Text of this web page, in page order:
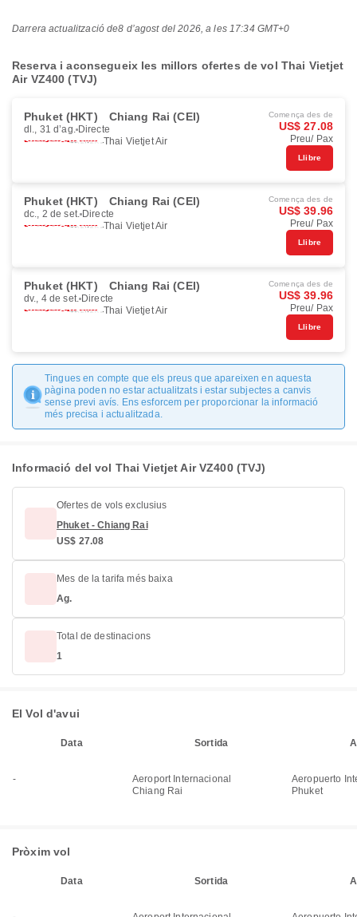
Darrera actualització de8 d’agost del 2026, a les 17:34 GMT+0
Reserva i aconsegueix les millors ofertes de vol Thai Vietjet
Air VZ400 (TVJ)
Phuket (HKT) Chiang Rai (CEI)
dl., 31 d’ag. Directe
Thai Vietjet Air
Comença des de
US$ 27.08
Preu/ Pax
Llibre
Phuket (HKT) Chiang Rai (CEI)
dc., 2 de set. Directe
Thai Vietjet Air
Comença des de
US$ 39.96
Preu/ Pax
Llibre
Phuket (HKT) Chiang Rai (CEI)
dv., 4 de set. Directe
Thai Vietjet Air
Comença des de
US$ 39.96
Preu/ Pax
Llibre
Tingues en compte que els preus que apareixen en aquesta
pàgina poden no estar actualitzats i estar subjectes a canvis
sense previ avís. Ens esforcem per proporcionar la informació
més precisa i actualitzada.
Informació del vol Thai Vietjet Air VZ400 (TVJ)
Ofertes de vols exclusius
Phuket - Chiang Rai
US$ 27.08
Mes de la tarifa més baixa
Ag.
Total de destinacions
1
El Vol d'avui
Data Sortida
-
Aeroport Internacional
Chiang Rai
Aeropuerto
Phuket
Pròxim vol
Data Sortida